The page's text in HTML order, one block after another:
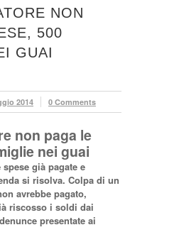
NON
500
GUAI
2014 0 Comments
non paga le
nei guai
già pagate e
si risolva. Colpa di un
avrebbe pagato,
riscosso i soldi dai
presentate ai